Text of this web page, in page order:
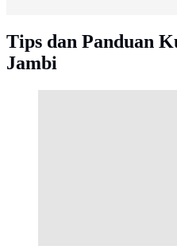
Tips dan Panduan
Jambi